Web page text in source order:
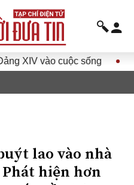
vào cuộc sống Hướng
lao vào nhà
hiện hơn